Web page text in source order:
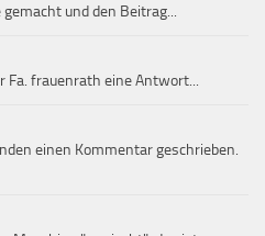
und den Beitrag...
Fa. frauenrath eine Antwort...
einen Kommentar geschrieben.